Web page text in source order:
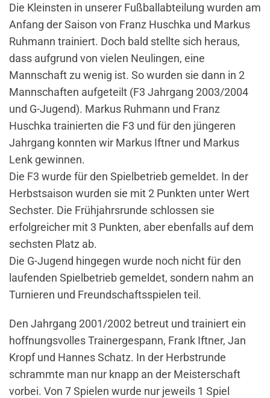
Die Kleinsten in unserer Fußballabteilung wurden am
Anfang der Saison von Franz Huschka und Markus
Ruhmann trainiert. Doch bald stellte sich heraus,
dass aufgrund von vielen Neulingen, eine
Mannschaft zu wenig ist. So wurden sie dann in 2
Mannschaften aufgeteilt (F3 Jahrgang 2003/2004
und G-Jugend). Markus Ruhmann und Franz
Huschka trainierten die F3 und für den jüngeren
Jahrgang konnten wir Markus Iftner und Markus
Lenk gewinnen.
Die F3 wurde für den Spielbetrieb gemeldet. In der
Herbstsaison wurden sie mit 2 Punkten unter Wert
Sechster. Die Frühjahrsrunde schlossen sie
erfolgreicher mit 3 Punkten, aber ebenfalls auf dem
sechsten Platz ab.
Die G-Jugend hingegen wurde noch nicht für den
laufenden Spielbetrieb gemeldet, sondern nahm an
Turnieren und Freundschaftsspielen teil.
Den Jahrgang 2001/2002 betreut und trainiert ein
hoffnungsvolles Trainergespann, Frank Iftner, Jan
Kropf und Hannes Schatz. In der Herbstrunde
schrammte man nur knapp an der Meisterschaft
vorbei. Von 7 Spielen wurde nur jeweils 1 Spiel